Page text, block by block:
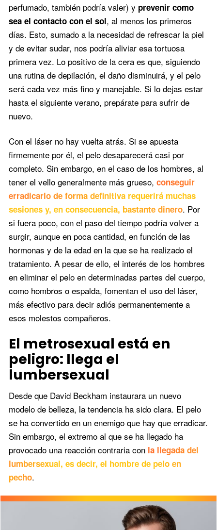
perfumado, también podría valer) y prevenir como
sea el contacto con el sol, al menos los primeros
días. Esto, sumado a la necesidad de refrescar la piel
y de evitar sudar, nos podría aliviar esa tortuosa
primera vez. Lo positivo de la cera es que, siguiendo
una rutina de depilación, el daño disminuirá, y el pelo
será cada vez más fino y manejable. Si lo dejas estar
hasta el siguiente verano, prepárate para sufrir de
nuevo.
Con el láser no hay vuelta atrás. Si se apuesta
firmemente por él, el pelo desaparecerá casi por
completo. Sin embargo, en el caso de los hombres, al
tener el vello generalmente más grueso, conseguir
erradicarlo de forma definitiva requerirá muchas
sesiones y, en consecuencia, bastante dinero. Por
si fuera poco, con el paso del tiempo podría volver a
surgir, aunque en poca cantidad, en función de las
hormonas y de la edad en la que se ha realizado el
tratamiento. A pesar de ello, el interés de los hombres
en eliminar el pelo en determinadas partes del cuerpo,
como hombros o espalda, fomentan el uso del láser,
más efectivo para decir adiós permanentemente a
esos molestos compañeros.
El metrosexual está en
peligro: llega el
lumbersexual
Desde que David Beckham instaurara un nuevo
modelo de belleza, la tendencia ha sido clara. El pelo
se ha convertido en un enemigo que hay que erradicar.
Sin embargo, el extremo al que se ha llegado ha
provocado una reacción contraria con la llegada del
lumbersexual, es decir, el hombre de pelo en
pecho.